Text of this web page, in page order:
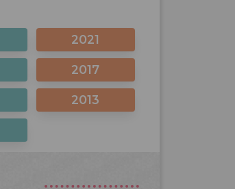
2021
2017
2013